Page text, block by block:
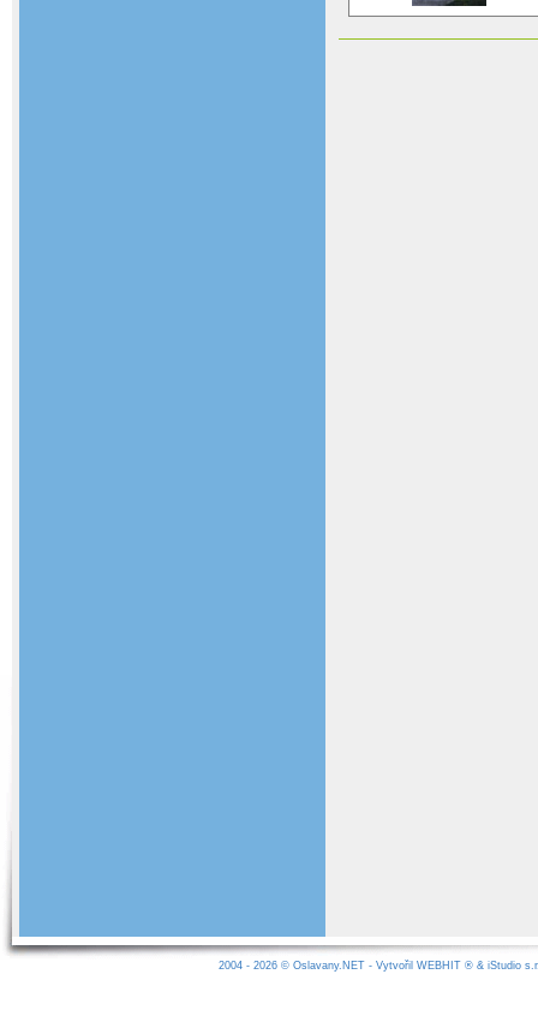
2004 - 2026 © Oslavany.NET - Vytvořil WEBHIT ® & iStudio